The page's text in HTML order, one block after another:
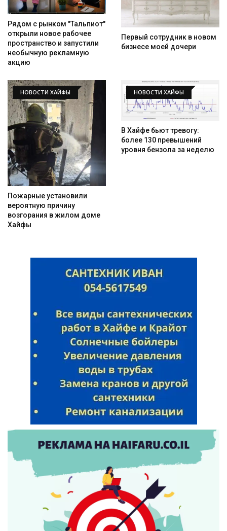
Рядом с рынком "Тальпиот"
открыли новое рабочее
пространство и запустили
необычную рекламную
акцию
Первый сотрудник в новом
бизнесе моей дочери
НОВОСТИ ХАЙФЫ
Пожарные установили
вероятную причину
возгорания в жилом доме
Хайфы
НОВОСТИ ХАЙФЫ
В Хайфе бьют тревогу:
более 130 превышений
уровня бензола за неделю